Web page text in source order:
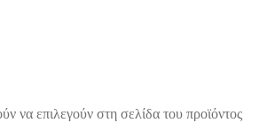
να επιλεγούν στη σελίδα του προϊόντος